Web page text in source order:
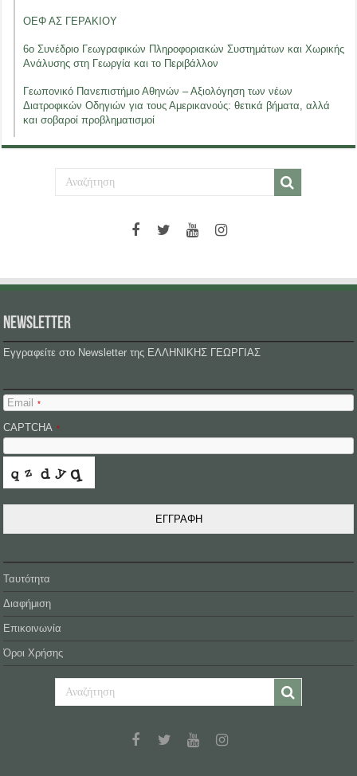
ΟΕΦ ΑΣ ΓΕΡΑΚΙΟΥ
6ο Συνέδριο Γεωγραφικών Πληροφοριακών Συστημάτων και Χωρικής
Ανάλυσης στη Γεωργία και το Περιβάλλον
Γεωπονικό Πανεπιστήμιο Αθηνών – Αξιολόγηση των νέων
Διατροφικών Οδηγιών για τους Αμερικανούς: θετικά βήματα, αλλά
και σοβαροί προβληματισμοί
NEWSLETTER
Εγγραφείτε στο Newsletter της ΕΛΛΗΝΙΚΗΣ ΓΕΩΡΓΙΑΣ
Email *
CAPTCHA *
ΕΓΓΡΑΦΗ
Ταυτότητα
Διαφήμιση
Επικοινωνία
Όροι Χρήσης